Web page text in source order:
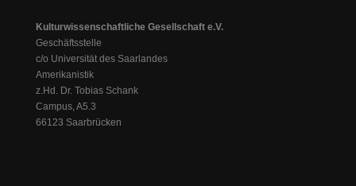
Kulturwissenschaftliche Gesellschaft e.V.
Geschäftsstelle
c/o Universität des Saarlandes
Amerikanistik
z.Hd. Dr. Tobias Schank
Campus, A5.3
66123 Saarbrücken